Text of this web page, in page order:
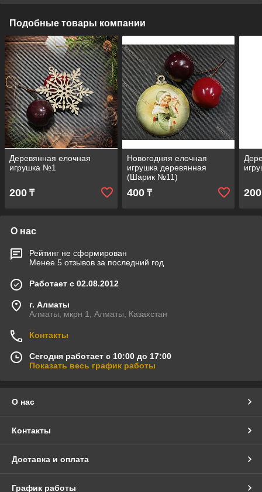
Подобные товары компании
Деревянная елочная
игрушка №1
200 ₸
Новогодняя елочная
игрушка деревянная
(Шарик №11)
400₸ 200
О нас
Рейтинг не сформирован
Менее 5 отзывов за последний год
Работает с 02.08.2012
г. Алматы
Алматы, мкрн 1, Алматы, Казахстан
Контакты
Сегодня работает с 10:00 до 17:00
Показать весь график работы
О нас
Контакты
Доставка и оплата
График работы